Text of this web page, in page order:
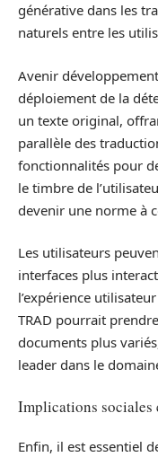
générative dans les
naturels entre les
Avenir
déploiement de la
un texte original,
parallèle des
fonctionnalités pour
le timbre de
devenir une norme à
Les utilisateurs
interfaces plus
l’expérience
TRAD pourrait
documents plus
leader dans le
Implications sociales
Enfin, il est essentiel